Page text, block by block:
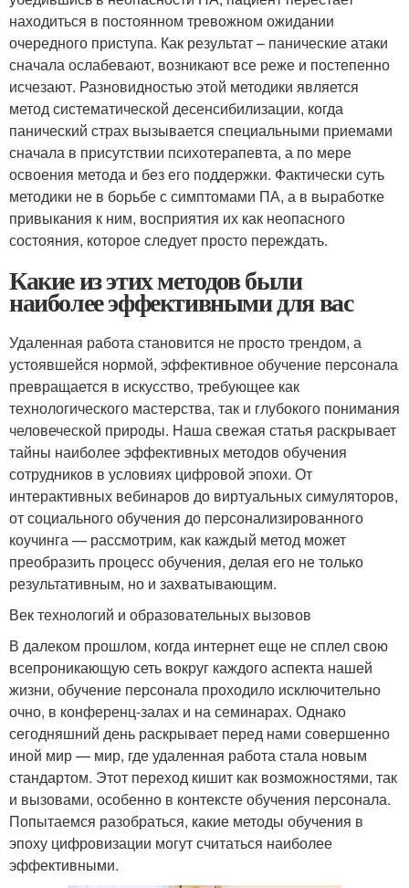
находиться в постоянном тревожном ожидании
очередного приступа. Как результат – панические атаки
сначала ослабевают, возникают все реже и постепенно
исчезают. Разновидностью этой методики является
метод систематической десенсибилизации, когда
панический страх вызывается специальными приемами
сначала в присутствии психотерапевта, а по мере
освоения метода и без его поддержки. Фактически суть
методики не в борьбе с симптомами ПА, а в выработке
привыкания к ним, восприятия их как неопасного
состояния, которое следует просто переждать.
Какие из этих методов были
наиболее эффективными для вас
Удаленная работа становится не просто трендом, а
устоявшейся нормой, эффективное обучение персонала
превращается в искусство, требующее как
технологического мастерства, так и глубокого понимания
человеческой природы. Наша свежая статья раскрывает
тайны наиболее эффективных методов обучения
сотрудников в условиях цифровой эпохи. От
интерактивных вебинаров до виртуальных симуляторов,
от социального обучения до персонализированного
коучинга — рассмотрим, как каждый метод может
преобразить процесс обучения, делая его не только
результативным, но и захватывающим.
Век технологий и образовательных вызовов
В далеком прошлом, когда интернет еще не сплел свою
всепроникающую сеть вокруг каждого аспекта нашей
жизни, обучение персонала проходило исключительно
очно, в конференц-залах и на семинарах. Однако
сегодняшний день раскрывает перед нами совершенно
иной мир — мир, где удаленная работа стала новым
стандартом. Этот переход кишит как возможностями, так
и вызовами, особенно в контексте обучения персонала.
Попытаемся разобраться, какие методы обучения в
эпоху цифровизации могут считаться наиболее
эффективными.